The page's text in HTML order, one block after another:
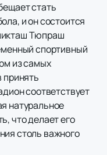
стать
и он состоится
Тюпраш
спортивный
из самых
принять
соответствует
натуральное
что делает его
столь важного